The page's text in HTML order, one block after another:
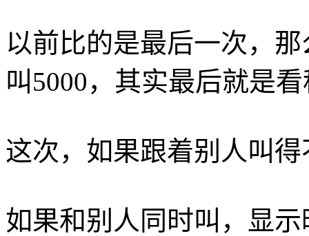
以前比的是最后一次，
叫5000，其实最后就是
这次，如果跟着别人叫得
如果和别人同时叫，显